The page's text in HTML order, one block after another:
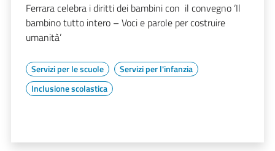
Ferrara celebra i diritti dei bambini con il convegno ‘Il
bambino tutto intero – Voci e parole per costruire
umanità’
Servizi per le scuole
Servizi per l'infanzia
Inclusione scolastica